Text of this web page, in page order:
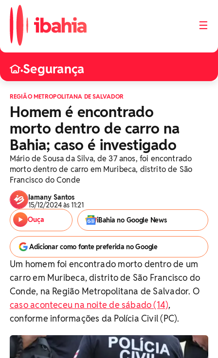
☰
•Segurança
REGIÃO METROPOLITANA DE SALVADOR
Homem é encontrado
morto dentro de carro na
Bahia; caso é investigado
Mário de Sousa da Silva, de 37 anos, foi encontrado
morto dentro de carro em Muribeca, distrito de São
Francisco do Conde
Iamany Santos
15/12/2024 às 11:21
Ouça
iBahia no Google News
Adicionar como fonte preferida no Google
Um homem foi encontrado morto dentro de um
carro em Muribeca, distrito de São Francisco do
Conde, na Região Metropolitana de Salvador. O
caso aconteceu na noite de sábado (14),
conforme informações da Polícia Civil (PC).